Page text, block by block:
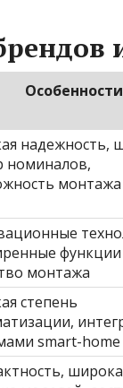
Особенности
надежность,
номиналов,
монтажа
степень
smart-home